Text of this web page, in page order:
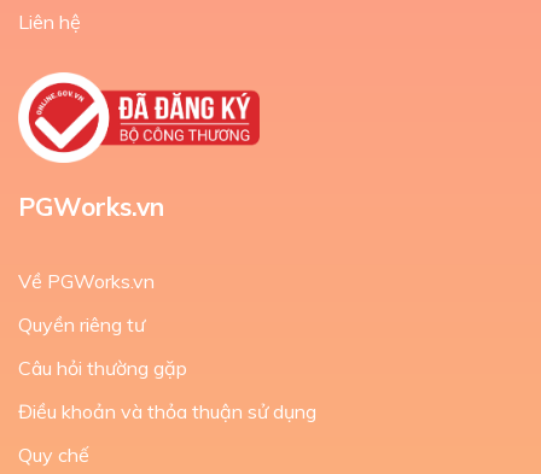
Liên hệ
PGWorks.vn
Về PGWorks.vn
Quyền riêng tư
Câu hỏi thường gặp
Điều khoản và thỏa thuận sử dụng
Quy chế